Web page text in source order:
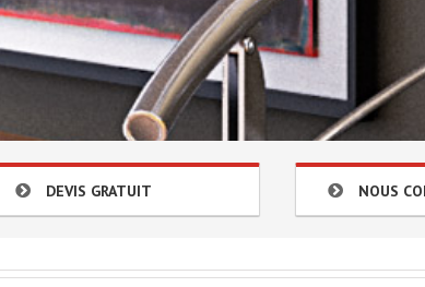
DEVIS GRATUIT NOUS